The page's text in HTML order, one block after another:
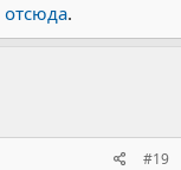
отсюда.
#19